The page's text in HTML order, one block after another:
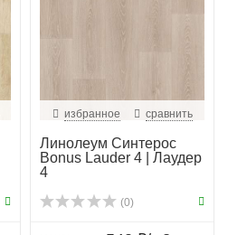
избранное сравнить
Линолеум Синтерос
Bonus Lauder 4 | Лаудер
4
(0)